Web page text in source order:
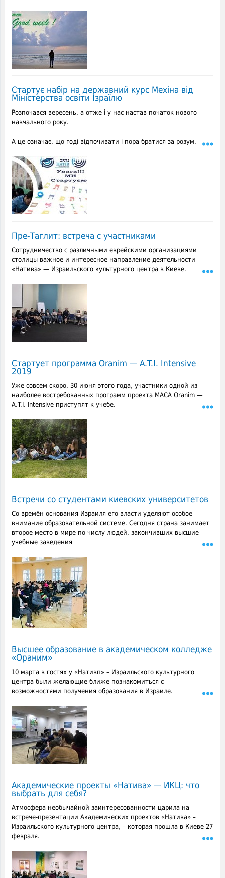
Стартує набір на державний курс Мехіна від
Міністерства освіти Ізраїлю
Розпочався вересень, а отже і у нас настав початок нового
навчального року.
А це означає, що годі відпочивати і пора братися за розум.
Пре-Таглит: встреча с участниками
Сотрудничество с различными еврейскими организациями
столицы важное и интересное направление деятельности
«Натива» — Израильского культурного центра в Киеве.
Стартует программа Oranim — A.T.I. Intensive
2019
Уже совсем скоро, 30 июня этого года, участники одной из
наиболее востребованных программ проекта МАСА Oranim —
A.T.I. Intensive приступят к учебе.
Встречи со студентами киевских университетов
Со времён основания Израиля его власти уделяют особое
внимание образовательной системе. Сегодня страна занимает
второе место в мире по числу людей, закончивших высшие
учебные заведения
Высшее образование в академическом колледже
«Ораним»
10 марта в гостях у «Нативп» – Израильского культурного
центра были желающие ближе познакомиться с
возможностями получения образования в Израиле.
Академические проекты «Натива» — ИКЦ: что
выбрать для себя?
Атмосфера необычайной заинтересованности царила на
встрече-презентации Академических проектов «Натива» –
Израильского культурного центра, – которая прошла в Киеве 27
февраля.